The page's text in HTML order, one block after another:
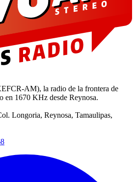
AM), la radio de la frontera de
en 1670 KHz desde Reynosa.
Longoria, Reynosa, Tamaulipas,